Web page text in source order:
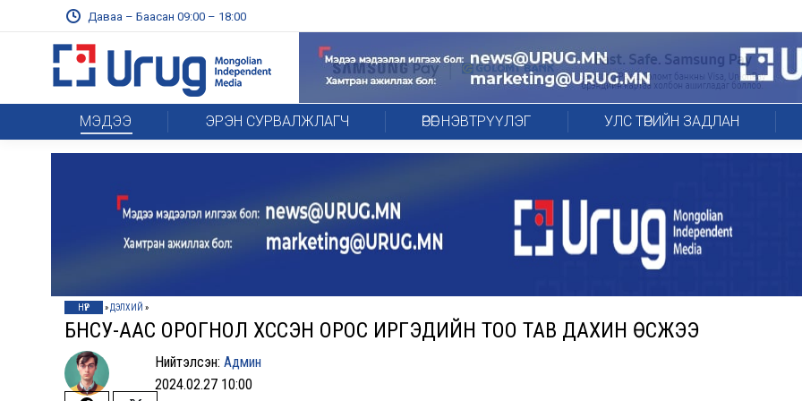
Даваа – Баасан 09:00 – 18:00
МЭДЭЭ ЭРЭН СУРВАЛЖЛАГЧ ӨРӨГ НЭВТРҮҮЛЭГ УЛС ТӨРИЙН ЗАДЛАН
НҮҮР »ДЭЛХИЙ »
БНСУ-ААС ОРОГНОЛ XҮССЭН ОРОС ИРГЭДИЙН ТОО ТАВ ДАХИН ӨСЖЭЭ
Нийтэлсэн:Админ
2024.02.27 10:00